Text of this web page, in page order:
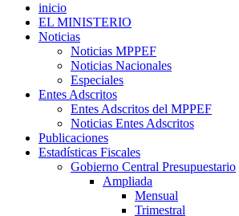
inicio
EL MINISTERIO
Noticias
Noticias MPPEF
Noticias Nacionales
Especiales
Entes Adscritos
Entes Adscritos del MPPEF
Noticias Entes Adscritos
Publicaciones
Estadísticas Fiscales
Gobierno Central Presupuestario
Ampliada
Mensual
Trimestral